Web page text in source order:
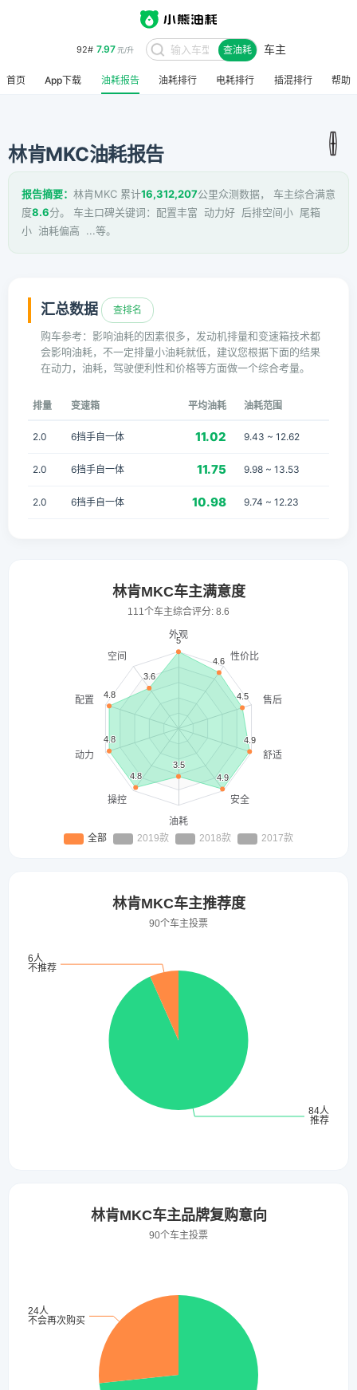
95# 8.48 元/升 查油耗 车主
首页 App下载 油耗报告 油耗排行 电耗排行 插混排行 帮助
林肯MKC油耗报告
报告摘要： 林肯MKC 累计16,312,207公里众测数据， 车主综合满意
度8.6分。 车主口碑关键词：配置丰富 动力好 后排空间小 尾箱
小 油耗偏高 ...等。
汇总数据 查排名
购车参考：影响油耗的因素很多，发动机排量和变速箱技术都
会影响油耗，不一定排量小油耗就低，建议您根据下面的结果
在动力，油耗，驾驶便利性和价格等方面做一个综合考量。
排量 变速箱 平均油耗 油耗范围
2.0 6挡手自一体 11.02 9.43 ~ 12.62
2.0 6挡手自一体 11.75 9.98 ~ 13.53
2.0 6挡手自一体 10.98 9.74 ~ 12.23